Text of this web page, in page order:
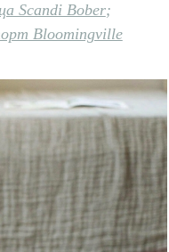
Scandi Bober;
Bloomingville